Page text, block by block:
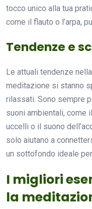
tocco unico alla tua
come il flauto o l’arpa,
Tendenze e
Le attuali tendenze
meditazione si stanno
rilassati. Sono sempre
suoni ambientali, come
uccelli o il suono
solo aiutano a
un sottofondo ideale
I migliori
la